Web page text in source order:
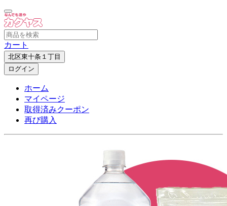
カート
北区東十条１丁目
ログイン
ホーム
マイページ
取得済みクーポン
再び購入